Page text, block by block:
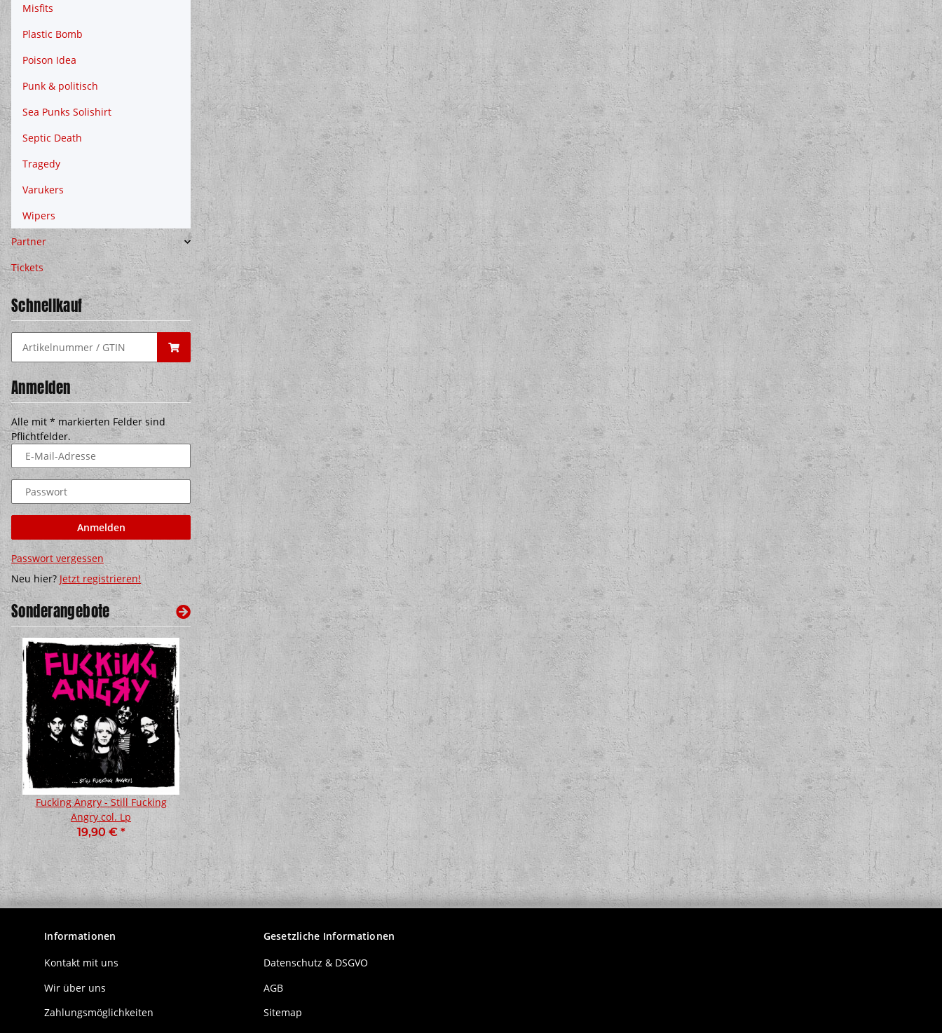
Misfits
Plastic Bomb
Poison Idea
Punk & politisch
Sea Punks Solishirt
Septic Death
Tragedy
Varukers
Wipers
Partner
Tickets
Schnellkauf
Anmelden
Alle mit * markierten Felder sind
Pflichtfelder.
E-Mail-Adresse
Passwort
Anmelden
Passwort vergessen
Neu hier? Jetzt registrieren!
Sonderangebote
Fucking Angry - Still Fucking
Angry col. Lp
19,90 € *
Popperklopper - Verloren und
Vergessen Lp
15,00 €
Fucking Angry - Still Fucking
Angry col. Lp
19,90 €
Popperklopper - Verloren und
Vergessen Lp
15,00 €
Informationen
Kontakt mit uns
Wir über uns
Zahlungsmöglichkeiten
Gesetzliche Informationen
Datenschutz & DSGVO
AGB
Sitemap